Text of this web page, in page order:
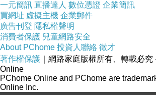
細看密法的傳承譜系，主要
如來—金剛薩埵—龍樹—龍
—不空—惠果—空海（日本
揚為日本東密），唐密以
開宗者，三大士中，以不
一元簡訊 直播達人 數位憑證 企業簡訊
買網址 虛擬主機 企業郵件
廣告刊登 隱私權聲明
消費者保護 兒童網路安全
About PChome 投資人聯絡 徵才
著作權保護 ｜網路家庭版權所有、轉載必究
Online
PChome Online and PChome are
Online Inc.